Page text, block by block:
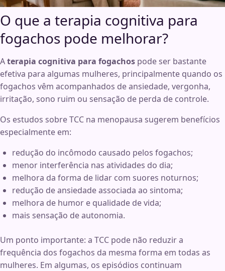
O que a terapia cognitiva para
fogachos pode melhorar?
Aterapia cognitiva para fogachos pode ser bastante
efetiva para algumas mulheres, principalmente quando os
fogachos vêm acompanhados de ansiedade, vergonha,
irritação, sono ruim ou sensação de perda de controle.
Os estudos sobre TCC na menopausa sugerem benefícios
especialmente em:
redução do incômodo causado pelos fogachos;
menor interferência nas atividades do dia;
melhora da forma de lidar com suores noturnos;
redução de ansiedade associada ao sintoma;
melhora de humor e qualidade de vida;
mais sensação de autonomia.
Um ponto importante: a TCC pode não reduzir a
frequência dos fogachos da mesma forma em todas as
mulheres. Em algumas, os episódios continuam